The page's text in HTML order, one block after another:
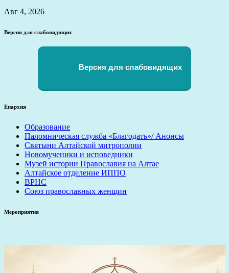
Авг 4, 2026
Версия для слабовидящих
Версия для слабовидящих
Епархия
Образование
Паломническая служба «Благодать»/ Анонсы
Святыни Алтайской митрополии
Новомученики и исповедники
Музей истории Православия на Алтае
Алтайское отделение ИППО
ВРНС
Союз православных женщин
Мероприятия